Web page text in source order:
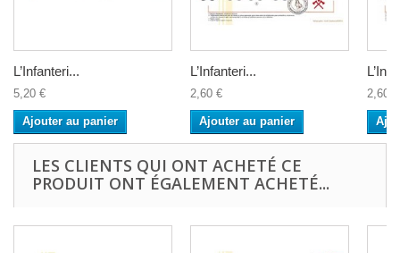
L’Infanteri...
5,20 €
Ajouter au panier
L’Infanteri...
2,60 €
Ajouter au panier
2,60 €
LES CLIENTS QUI ONT ACHETÉ CE
PRODUIT ONT ÉGALEMENT ACHETÉ...